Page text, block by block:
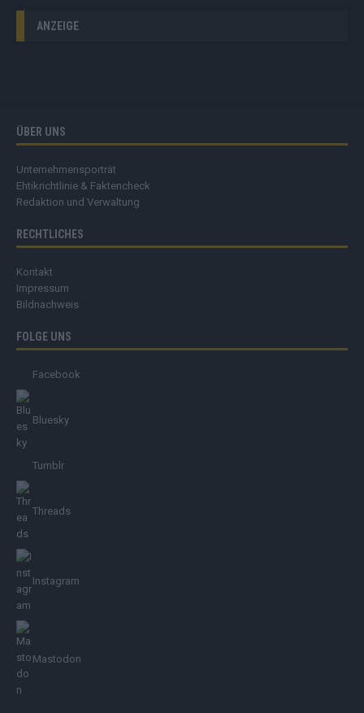
ANZEIGE
ÜBER UNS
Unternehmensporträt
Ehtikrichtlinie & Faktencheck
Redaktion und Verwaltung
RECHTLICHES
Kontakt
Impressum
Bildnachweis
FOLGE UNS
Facebook
Bluesky
Tumblr
Threads
Instagram
Mastodon